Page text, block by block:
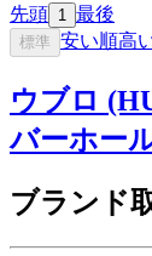
先頭 1 最後
標準 安い順高
ウブロ
バーホー
ブランド